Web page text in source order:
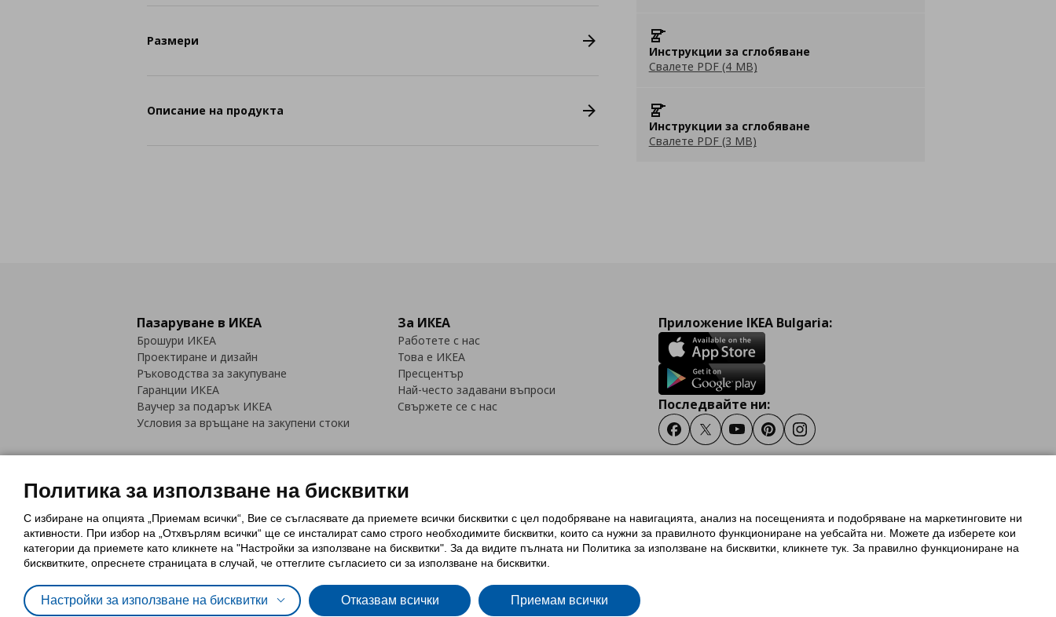
Инструкции за сглобяване
Свалете PDF (4 MB)
Инструкции за сглобяване
Свалете PDF (3 MB)
Размери
Описание на продукта
Пазаруване в ИКЕА
Брошури ИКЕА
Проектиране и дизайн
Ръководства за закупуване
Гаранции ИКЕА
Ваучер за подарък ИКЕА
Условия за връщане на закупени стоки
За ИКЕА
Работете с нас
Това е ИКЕА
Пресцентър
Най-често задавани въпроси
Свържете се с нас
Приложение IKEA Bulgaria:
Последвайте ни:
FacebookTwitterYoutubePinterestInstagram
Политика за използване на бисквитки (Cookies)Избор на настройки за използване на бисквиткиУсловия за ползване на ikea.bg
Обща политика за личните данни
Политика за защита на личните данни на ikea.bg
Общи условия на програма IKEA Family
Политика за защита на лични данни на програма IKEA Family
Политика за използване на бисквитки
С избиране на опцията „Приемам всички“, Вие се съгласявате да приемете всички бисквитки с цел подобряване на навигацията, анализ на посещенията и подобряване на маркетинговите ни
активности. При избор на „Отхвърлям всички“ ще се инсталират само строго необходимитe бисквитки, които са нужни за правилното функциониране на уебсайта ни. Можете да изберете кои
категории да приемете като кликнете на "Настройки за използване на бисквитки". За да видите пълната ни Политика за използване на бисквитки, кликнете тук. За правилно функциониране на
бисквитките, опреснете страницата в случай, че оттеглите съгласието си за използване на бисквитки.
Настройки за използване на бисквитки Отказвам всички Приемам всички